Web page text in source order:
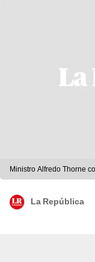
Ministro Alfredo Thorne
La República